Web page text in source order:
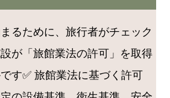
るために、旅行者がチェック
が「旅館業法の許可」を取得
す✅ 旅館業法に基づく許可